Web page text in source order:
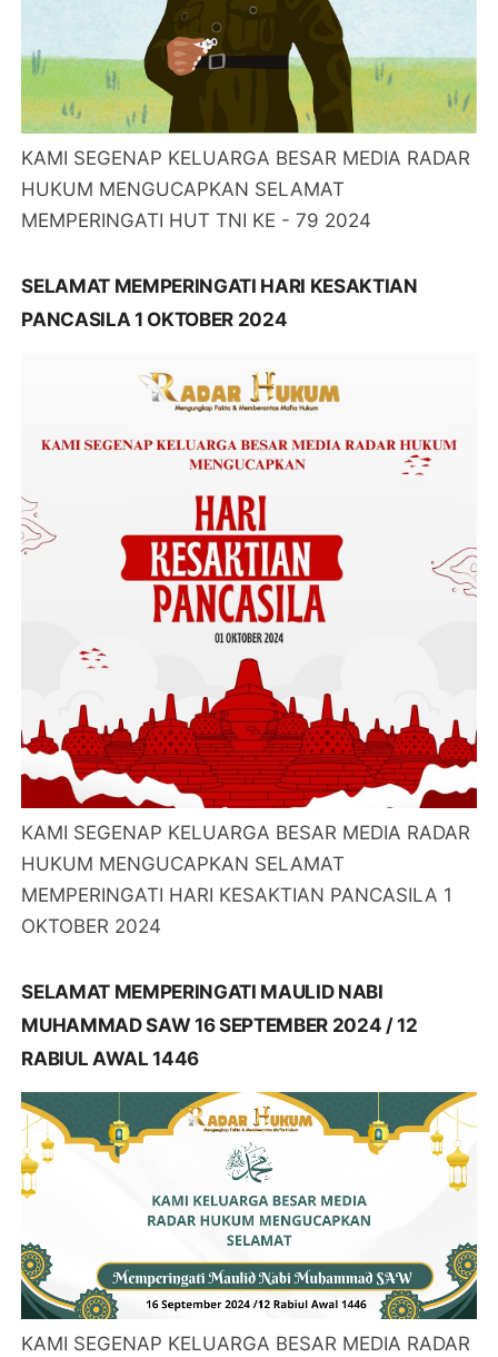
KAMI SEGENAP KELUARGA BESAR MEDIA RADAR
HUKUM MENGUCAPKAN SELAMAT
MEMPERINGATI HUT TNI KE - 79 2024
SELAMAT MEMPERINGATI HARI KESAKTIAN
PANCASILA 1 OKTOBER 2024
KAMI SEGENAP KELUARGA BESAR MEDIA RADAR
HUKUM MENGUCAPKAN SELAMAT
MEMPERINGATI HARI KESAKTIAN PANCASILA 1
OKTOBER 2024
SELAMAT MEMPERINGATI MAULID NABI
MUHAMMAD SAW 16 SEPTEMBER 2024 / 12
RABIUL AWAL 1446
KAMI SEGENAP KELUARGA BESAR MEDIA RADAR